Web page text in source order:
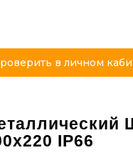
в личном
IP66